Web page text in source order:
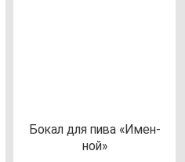
Бокал для пи­ва «Имен­
ной»